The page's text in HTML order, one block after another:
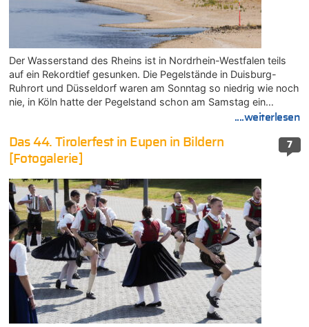
Der Wasserstand des Rheins ist in Nordrhein-Westfalen teils
auf ein Rekordtief gesunken. Die Pegelstände in Duisburg-
Ruhrort und Düsseldorf waren am Sonntag so niedrig wie noch
nie, in Köln hatte der Pegelstand schon am Samstag ein…
....weiterlesen
7
Das 44. Tirolerfest in Eupen in Bildern
[Fotogalerie]